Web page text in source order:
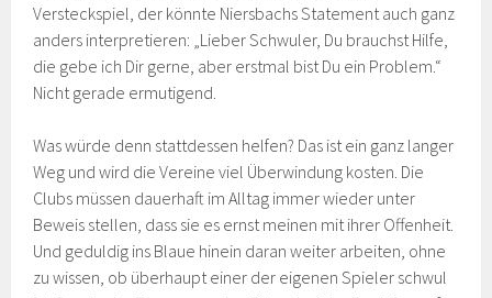
Versteckspiel, der könnte Niersbachs Statement auch ganz
anders interpretieren: „Lieber Schwuler, Du brauchst Hilfe,
die gebe ich Dir gerne, aber erstmal bist Du ein Problem.“
Nicht gerade ermutigend.
Was würde denn stattdessen helfen? Das ist ein ganz langer
Weg und wird die Vereine viel Überwindung kosten. Die
Clubs müssen dauerhaft im Alltag immer wieder unter
Beweis stellen, dass sie es ernst meinen mit ihrer Offenheit.
Und geduldig ins Blaue hinein daran weiter arbeiten, ohne
zu wissen, ob überhaupt einer der eigenen Spieler schwul